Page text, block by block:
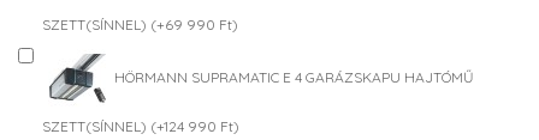
SZETT(SÍNNEL) (+69 990 Ft)
HÖRMANN SUPRAMATIC E 4 GARÁZSKAPU HAJTÓMŰ
SZETT(SÍNNEL) (+124 990 Ft)